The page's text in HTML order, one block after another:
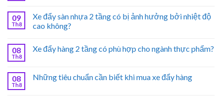
09
Th8
Xe đẩy sàn nhựa 2 tầng có bị ảnh hưởng bởi nhiệt độ
cao không?
08
Th8
Xe đẩy hàng 2 tầng có phù hợp cho ngành thực phẩm?
08
Th8
Những tiêu chuẩn cần biết khi mua xe đẩy hàng